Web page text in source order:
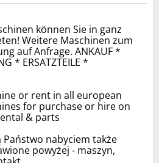
können Sie in ganz
Weitere Maschinen zum
auf Anfrage. ANKAUF *
* ERSATZTEILE *
or rent in all european
for purchase or hire on
& parts
Państwo nabyciem także
powyżej - maszyn,